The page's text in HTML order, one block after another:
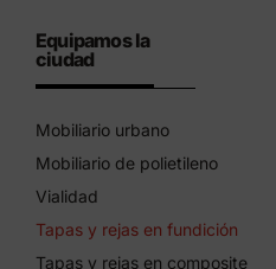
Equipamos la
ciudad
Mobiliario urbano
Mobiliario de polietileno
Vialidad
Tapas y rejas en fundición
Tapas y rejas en composite